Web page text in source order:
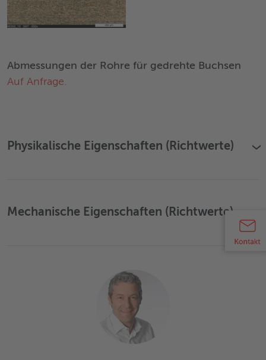
Abmessungen der Rohre für gedrehte Buchsen
Auf Anfrage.
Physikalische Eigenschaften (Richtwerte) ›
Mechanische Eigenschaften (Richtwerte)